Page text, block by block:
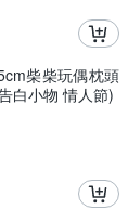
柴柴玩偶枕頭
白小物 情人節)